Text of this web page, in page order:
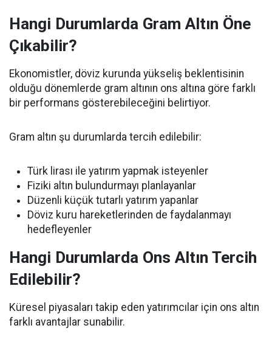
Hangi Durumlarda Gram Altın Öne
Çıkabilir?
Ekonomistler, döviz kurunda yükseliş beklentisinin
olduğu dönemlerde gram altının ons altına göre farklı
bir performans gösterebileceğini belirtiyor.
Gram altın şu durumlarda tercih edilebilir:
Türk lirası ile yatırım yapmak isteyenler
Fiziki altın bulundurmayı planlayanlar
Düzenli küçük tutarlı yatırım yapanlar
Döviz kuru hareketlerinden de faydalanmayı
hedefleyenler
Hangi Durumlarda Ons Altın Tercih
Edilebilir?
Küresel piyasaları takip eden yatırımcılar için ons altın
farklı avantajlar sunabilir.